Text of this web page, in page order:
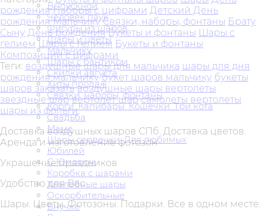
Выпускной
Человек паук
Фигуры из шаров
Шары и цветы
Мальчику
Шары с бантиком
Скидки августа
Хиты продаж
Связки, наборы, фонтаны
Корги. Капибары. Кошечки. Три кота
Свадьба
Маме
Шары сердечки. Для любимых
Юбилей
С Юмором
Коробка с шарами
Хвалебные шары
Оскорбительные
Внучке
рождения Наборы с цифрами Детский День
рождения Мальчику Связки, наборы, фонтаны Брату
Сыну День рождения Букеты и фонтаны Шары с
гелием Шары с гелием Букеты и фонтаны
Композиции с цифрами
Теги: воздушные шары для мальчика шары для дня
рождения мальчику букет шаров мальчику букеты
шаров заказать воздушные шары вертолеты
звездные шар вертолет шар самолеты вертолеты
шары из фольги
Доставка воздушных шаров СПб. Доставка цветов.
Аренда и изготовление фотозон
Украшение праздников
Удобство для Вас
Шары. Цветы. Фотозоны. Подарки. Все в одном месте.